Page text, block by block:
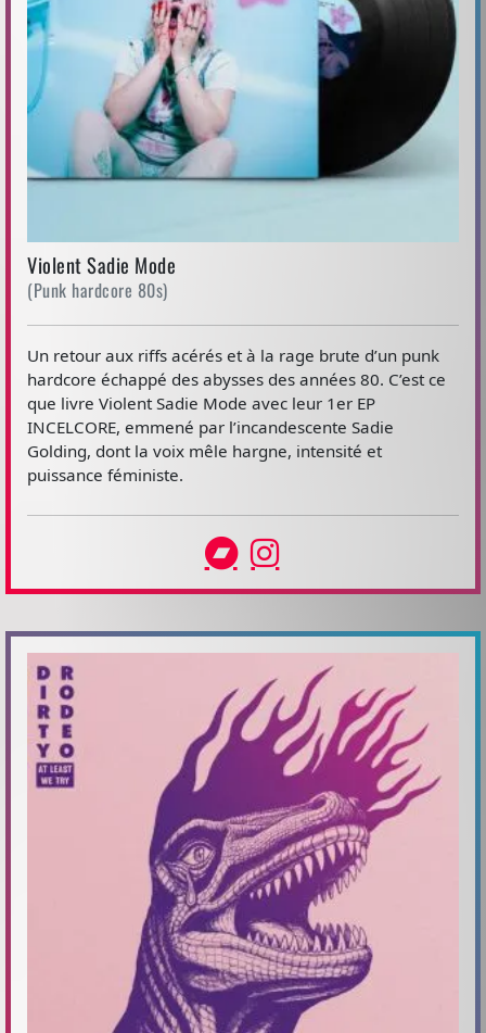
Violent Sadie Mode
(Punk hardcore 80s)
Un retour aux riffs acérés et à la rage brute d’un punk
hardcore échappé des abysses des années 80. C’est ce
que livre Violent Sadie Mode avec leur 1er EP
INCELCORE, emmené par l’incandescente Sadie
Golding, dont la voix mêle hargne, intensité et
puissance féministe.